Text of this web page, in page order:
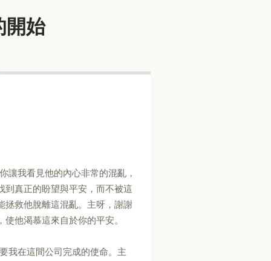
開始
讓我看見他的內心非常的混亂，
到真正的盼望與平安，而不被這
拯救他脫離這混亂。主呀，謝謝
他渴慕這來自於你的平安。
我在這間公司完成的使命。主